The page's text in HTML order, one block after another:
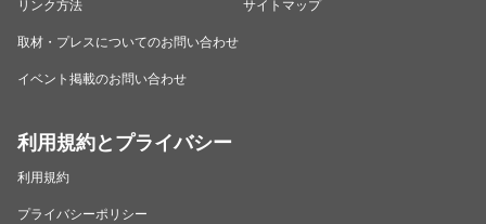
リンク方法
サイトマップ
取材・プレスについてのお問い合わせ
イベント掲載のお問い合わせ
利用規約とプライバシー
利用規約
プライバシーポリシー